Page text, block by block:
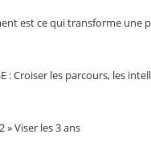
est ce qui transforme une
: Croiser les parcours, les
» Viser les 3 ans